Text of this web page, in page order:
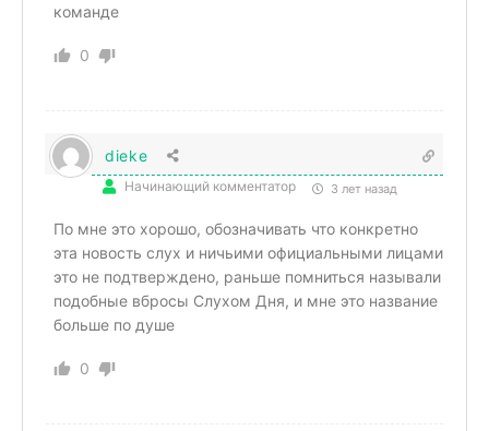
команде
0
dieke
Начинающий комментатор 3 лет назад
По мне это хорошо, обозначивать что конкретно
эта новость слух и ничьими официальными лицами
это не подтверждено, раньше помниться называли
подобные вбросы Слухом Дня, и мне это название
больше по душе
0